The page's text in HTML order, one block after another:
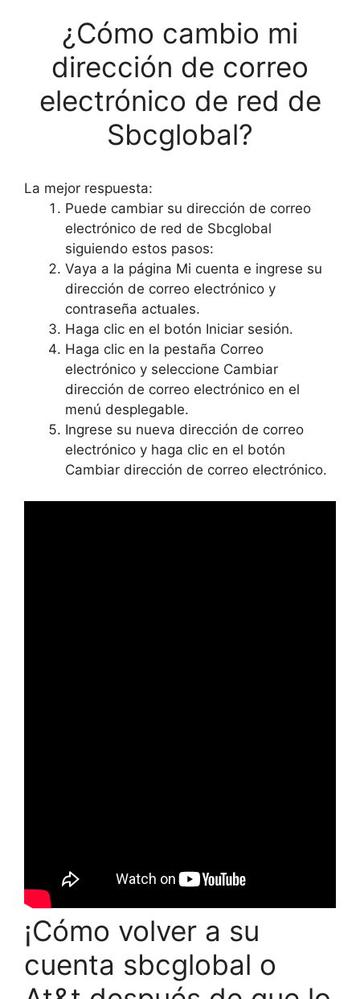
¿Cómo cambio mi
dirección de correo
electrónico de red de
Sbcglobal?
La mejor respuesta:
Puede cambiar su dirección de correo
electrónico de red de Sbcglobal
siguiendo estos pasos:
Vaya a la página Mi cuenta e ingrese su
dirección de correo electrónico y
contraseña actuales.
Haga clic en el botón Iniciar sesión.
Haga clic en la pestaña Correo
electrónico y seleccione Cambiar
dirección de correo electrónico en el
menú desplegable.
Ingrese su nueva dirección de correo
electrónico y haga clic en el botón
Cambiar dirección de correo electrónico.
¡Cómo volver a su
cuenta sbcglobal o